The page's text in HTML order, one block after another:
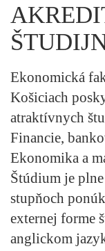
Ekonomická
Košiciach
atraktívnych
Financie,
Ekonomika a
Štúdium je
stupňoch
externej forme
anglickom